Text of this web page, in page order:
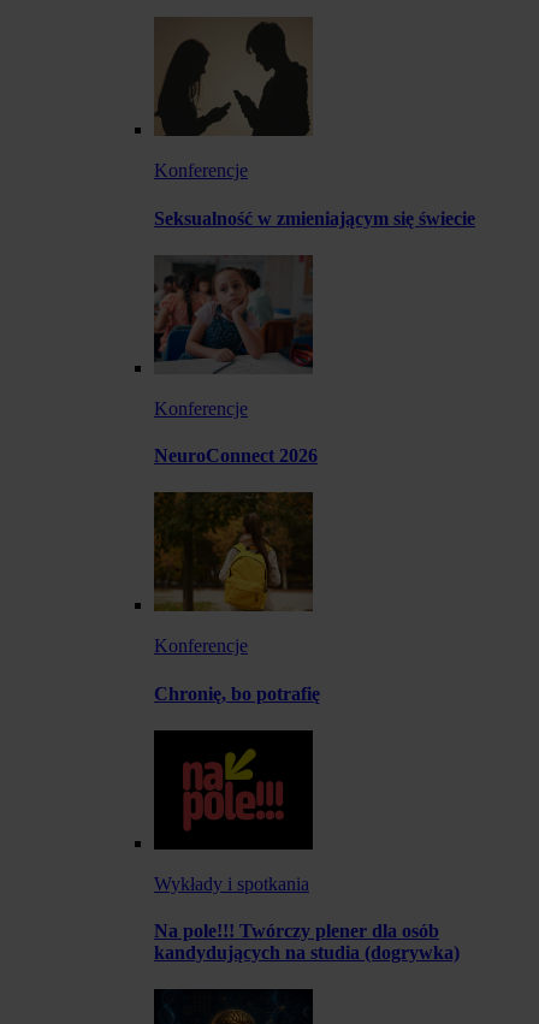
Konferencje
Seksualność w zmieniającym się świecie
Konferencje
NeuroConnect 2026
Konferencje
Chronię, bo potrafię
Wykłady i spotkania
Na pole!!! Twórczy plener dla osób
kandydujących na studia (dogrywka)